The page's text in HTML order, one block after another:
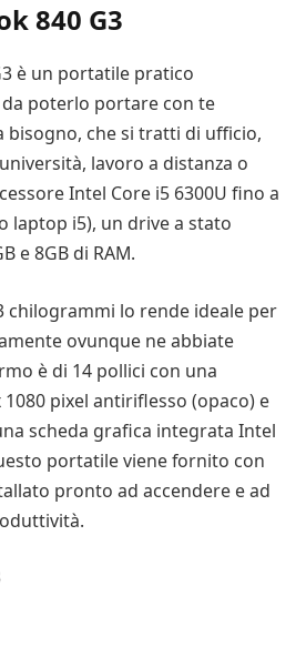
840 G3
è un portatile pratico
poterlo portare con te
bisogno, che si tratti di ufficio,
lavoro a distanza o
Intel Core i5 6300U fino a
laptop i5), un drive a stato
e 8GB di RAM.
chilogrammi lo rende ideale per
ovunque ne abbiate
è di 14 pollici con una
pixel antiriflesso (opaco) e
scheda grafica integrata Intel
portatile viene fornito con
pronto ad accendere e ad